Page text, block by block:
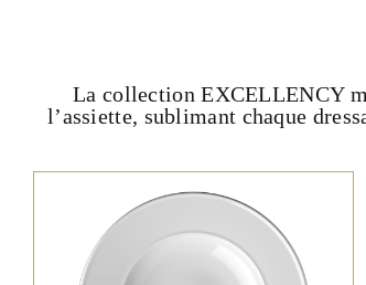
La collection EXCELLENCY
l’assiette, sublimant chaque